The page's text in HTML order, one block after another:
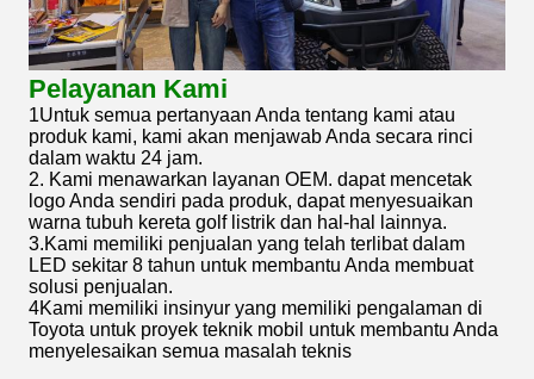
Pelayanan Kami
1Untuk semua pertanyaan Anda tentang kami atau
produk kami, kami akan menjawab Anda secara rinci
dalam waktu 24 jam.
2. Kami menawarkan layanan OEM. dapat mencetak
logo Anda sendiri pada produk, dapat menyesuaikan
warna tubuh kereta golf listrik dan hal-hal lainnya.
3.Kami memiliki penjualan yang telah terlibat dalam
LED sekitar 8 tahun untuk membantu Anda membuat
solusi penjualan.
4Kami memiliki insinyur yang memiliki pengalaman di
Toyota untuk proyek teknik mobil untuk membantu Anda
menyelesaikan semua masalah teknis